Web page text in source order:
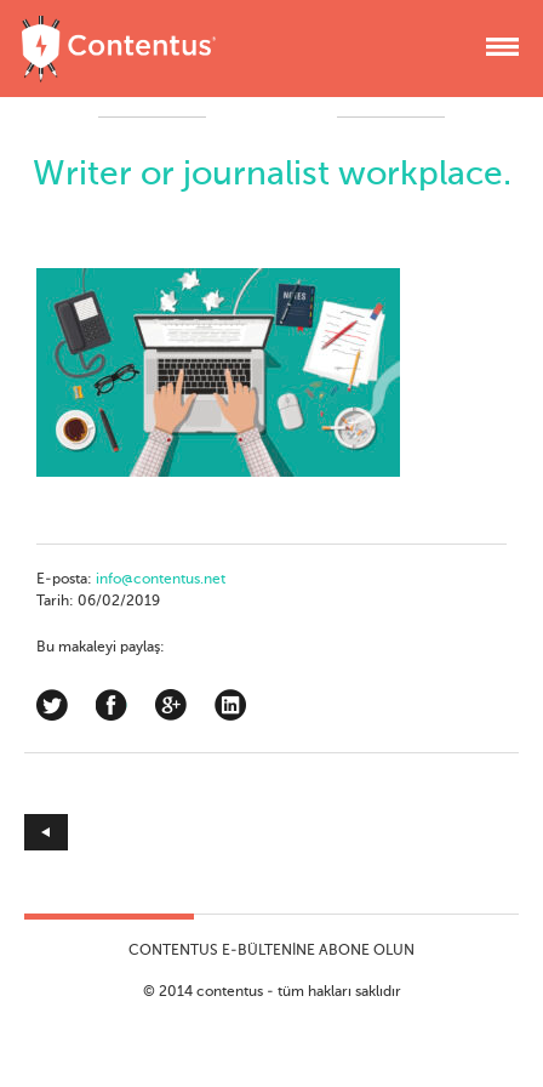
Writer or journalist workplace.
E-posta: info@contentus.net
Tarih: 06/02/2019
Bu makaleyi paylaş:
CONTENTUS E-BÜLTENINE ABONE OLUN
© 2014 contentus - tüm hakları saklıdır